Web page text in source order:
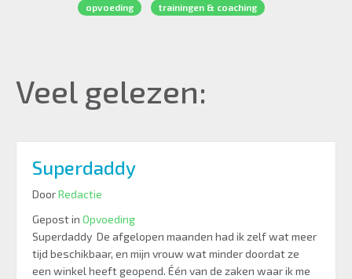
opvoeding trainingen & coaching
Veel gelezen:
Superdaddy
DoorRedactie
Gepost in Opvoeding
Superdaddy De afgelopen maanden had ik zelf wat meer
tijd beschikbaar, en mijn vrouw wat minder doordat ze
een winkel heeft geopend. Één van de zaken waar ik me